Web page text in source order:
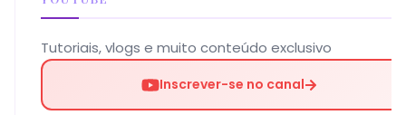
Tutoriais, vlogs e muito conteúdo exclusivo
Inscrever-se no canal